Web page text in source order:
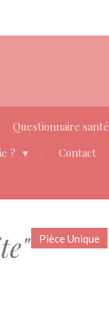
Questionnaire santé
?
Contact
Pièce Unique